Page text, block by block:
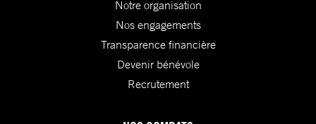
Notre organisation
Nos engagements
Transparence financière
Devenir bénévole
Recrutement